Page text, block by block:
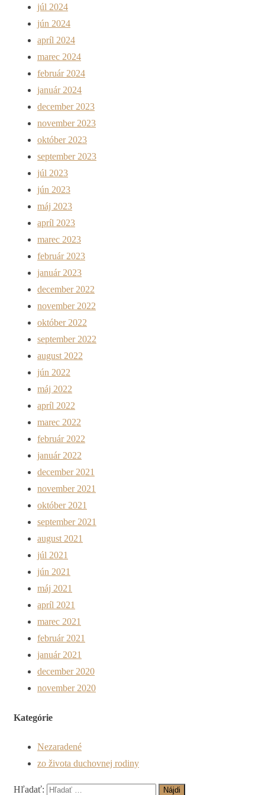
júl 2024
jún 2024
apríl 2024
marec 2024
február 2024
január 2024
december 2023
november 2023
október 2023
september 2023
júl 2023
jún 2023
máj 2023
apríl 2023
marec 2023
február 2023
január 2023
december 2022
november 2022
október 2022
september 2022
august 2022
jún 2022
máj 2022
apríl 2022
marec 2022
február 2022
január 2022
december 2021
november 2021
október 2021
september 2021
august 2021
júl 2021
jún 2021
máj 2021
apríl 2021
marec 2021
február 2021
január 2021
december 2020
november 2020
Kategórie
Nezaradené
zo života duchovnej rodiny
Hľadať: